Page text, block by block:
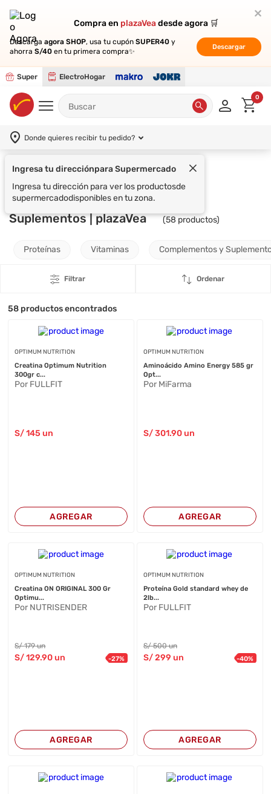
Compra en plazaVeadesde agora 🛒
Descarga agora SHOP, usa tu cupón SUPER40 y
ahorra S/40 en tu primera compra✨
Descargar
Super ElectroHogar
Compra en plazaVeadesde agora 🛒
Descarga agora SHOP, usa tu cupón SUPER40 y
ahorra S/40 en tu primera compra✨
Descargar
0
Donde quieres recibir tu pedido?
Ingresa tu direcciónpara Supermercado
Ingresa tu dirección para ver los productosde
supermercadodisponibles en tu zona.
Supermercado OPTIMUM NUTRITION
Suplementos | plazaVea (58 productos)
Proteínas Vitaminas Complementos y
Filtrar Ordenar
58 productos encontrados
OPTIMUM NUTRITION
Creatina Optimum Nutrition
300gr c...
Por FULLFIT
S/145 un
AGREGAR
OPTIMUM NUTRITION
Aminoácido Amino Energy 585 gr
Opt...
Por MiFarma
S/301.90un
AGREGAR
OPTIMUM NUTRITION
Creatina ON ORIGINAL 300 Gr
Optimu...
Por NUTRISENDER
S/179 un
S/129.90 un -27%
AGREGAR
OPTIMUM NUTRITION
Proteína Gold standard whey de
2lb...
Por FULLFIT
S/500 un
S/299 un -40%
AGREGAR